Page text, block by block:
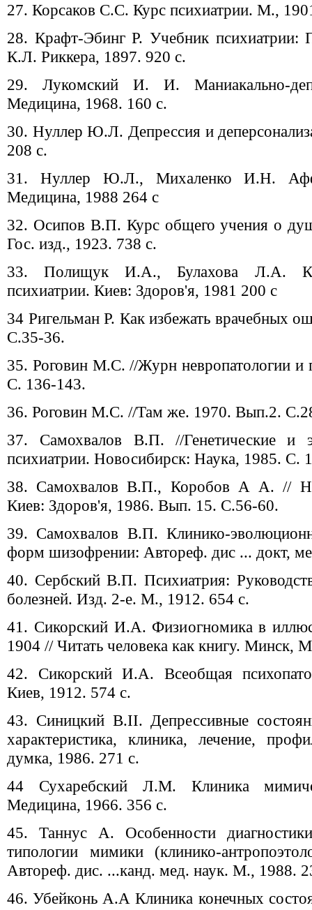
27. Корсаков С.С. Курс психиатрии. М.,
28. Крафт-Эбинг Р. Учебник
К.Л. Риккера, 1897. 920 с.
29. Лукомский И. И. Маниакально-
Медицина, 1968. 160 с.
30. Нуллер Ю.Л. Депрессия и
208 с.
31. Нуллер Ю.Л., Михаленко И.Н.
Медицина, 1988 264 с
32. Осипов В.П. Курс общего учения о
Гос. изд., 1923. 738 с.
33. Полищук И.А., Булахова Л.А.
психиатрии. Киев: Здоров'я, 1981 200 с
34 Ригельман Р. Как избежать врачебных
С.35-36.
35. Роговин М.С. //Журн невропатологии и
С. 136-143.
36. Роговин М.С. //Там же. 1970. Вып.2.
37. Самохвалов В.П. //Генетические и
психиатрии. Новосибирск: Наука, 1985. С.
38. Самохвалов В.П., Коробов А А. //
Киев: Здоров'я, 1986. Вып. 15. С.56-60.
39. Самохвалов В.П. Клинико-
форм шизофрении: Автореф. дис ... докт,
40. Сербский В.П. Психиатрия:
болезней. Изд. 2-е. М., 1912. 654 с.
41. Сикорский И.А. Физиогномика в
1904 // Читать человека как книгу. Минск,
42. Сикорский И.А. Всеобщая
Киев, 1912. 574 с.
43. Синицкий В.II. Депрессивные
характеристика, клиника, лечение,
думка, 1986. 271 с.
44 Сухаребский Л.М. Клиника
Медицина, 1966. 356 с.
45. Таннус А. Особенности
типологии мимики (клинико-
Автореф. дис. ...канд. мед. наук. М., 1988.
46. Убейконь А.А Клиника конечных